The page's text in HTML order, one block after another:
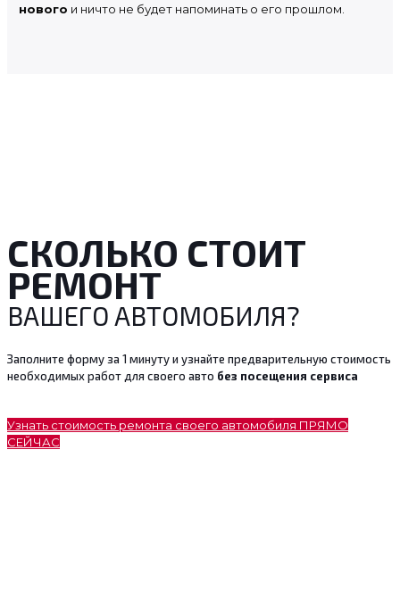
нового и ничто не будет напоминать о его прошлом.
СКОЛЬКО СТОИТ
РЕМОНТ
ВАШЕГО АВТОМОБИЛЯ?
Заполните форму за 1 минуту и узнайте предварительную стоимость
необходимых работ для своего авто без посещения сервиса
Узнать стоимость ремонта своего автомобиля ПРЯМО
СЕЙЧАС